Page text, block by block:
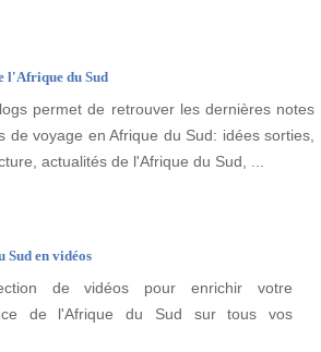
l'Afrique du Sud
permet de retrouver les dernières notes
de voyage en Afrique du Sud: idées sorties,
actualités de l'Afrique du Sud, ...
en vidéos
de vidéos pour enrichir votre
de l'Afrique du Sud sur tous vos